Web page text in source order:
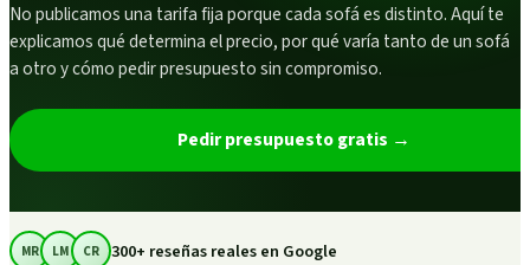
No publicamos una tarifa fija porque cada sofá es distinto. Aquí te
explicamos qué determina el precio, por qué varía tanto de un sofá
a otro y cómo pedir presupuesto sin compromiso.
Pedir presupuesto gratis →
MR LM CR 300+ reseñas reales en Google